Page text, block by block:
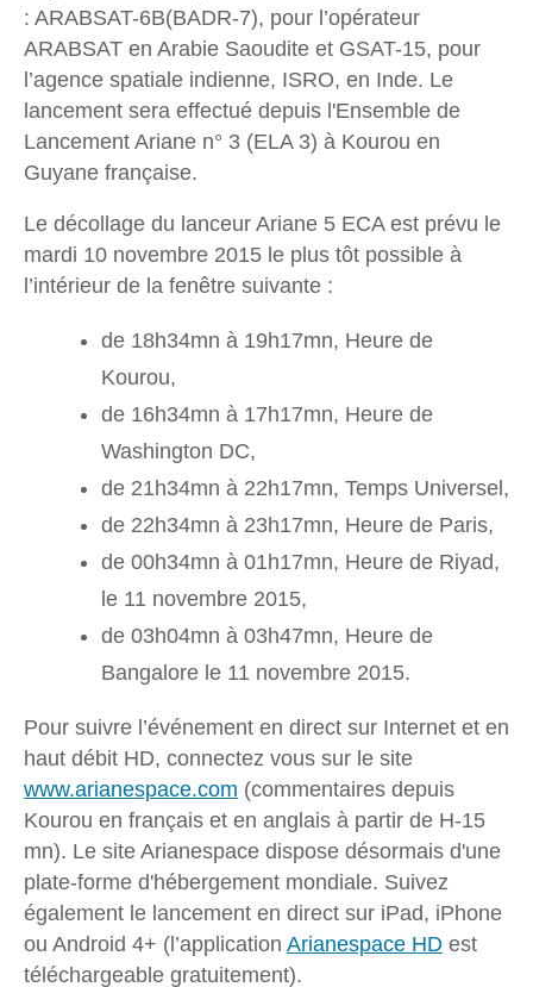
: ARABSAT-6B(BADR-7), pour l’opérateur
ARABSAT en Arabie Saoudite et GSAT-15, pour
l’agence spatiale indienne, ISRO, en Inde. Le
lancement sera effectué depuis l'Ensemble de
Lancement Ariane n° 3 (ELA 3) à Kourou en
Guyane française.
Le décollage du lanceur Ariane 5 ECA est prévu le
mardi 10 novembre 2015 le plus tôt possible à
l’intérieur de la fenêtre suivante :
de 18h34mn à 19h17mn, Heure de
Kourou,
de 16h34mn à 17h17mn, Heure de
Washington DC,
de 21h34mn à 22h17mn, Temps Universel,
de 22h34mn à 23h17mn, Heure de Paris,
de 00h34mn à 01h17mn, Heure de Riyad,
le 11 novembre 2015,
de 03h04mn à 03h47mn, Heure de
Bangalore le 11 novembre 2015.
Pour suivre l’événement en direct sur Internet et en
haut débit HD, connectez vous sur le site
www.arianespace.com (commentaires depuis
Kourou en français et en anglais à partir de H-15
mn). Le site Arianespace dispose désormais d'une
plate-forme d'hébergement mondiale. Suivez
également le lancement en direct sur iPad, iPhone
ou Android 4+ (l’application Arianespace HD est
téléchargeable gratuitement).